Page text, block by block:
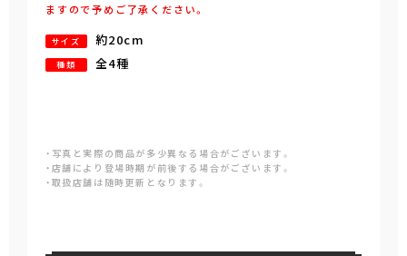
ますので予めご了承ください。
サイズ 約20cm
種類 全4種
・写真と実際の商品が多少異なる場合がございます。
・店舗により登場時期が前後する場合がございます。
・取扱店舗は随時更新となります。